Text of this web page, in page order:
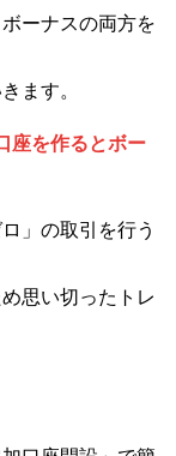
ーナスの両方を
ます。
座を作るとボー
」の取引を行う
思い切ったトレ